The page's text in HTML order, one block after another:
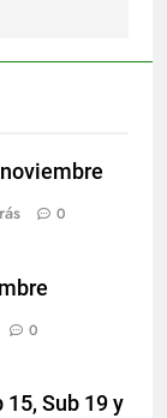
noviembre
0
0
15, Sub 19 y